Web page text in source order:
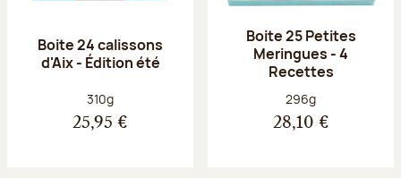
Boite 24 calissons
d'Aix - Édition été
Poids net :
310g
25,95 €
Boite 25 Petites
Meringues - 4
Recettes
Poids net :
296g
28,10 €